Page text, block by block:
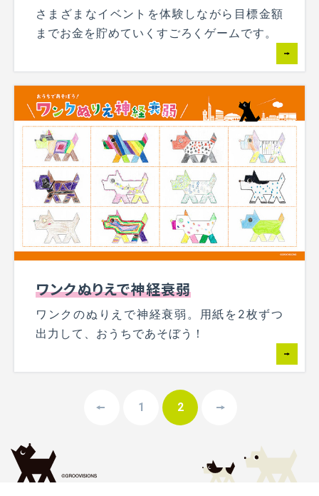
さまざまなイベントを体験しながら目標金額
までお金を貯めていくすごろくゲームです。
ワンクぬりえで神経衰弱
ワンクのぬりえで神経衰弱。用紙を2枚ずつ
出力して、おうちであそぼう！
1 2